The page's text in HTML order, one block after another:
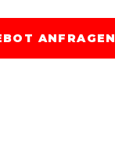
ANFRAGEN